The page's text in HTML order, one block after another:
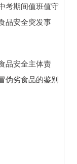
考期间值班值守
品安全突发事
品安全主体责
伪劣食品的鉴别